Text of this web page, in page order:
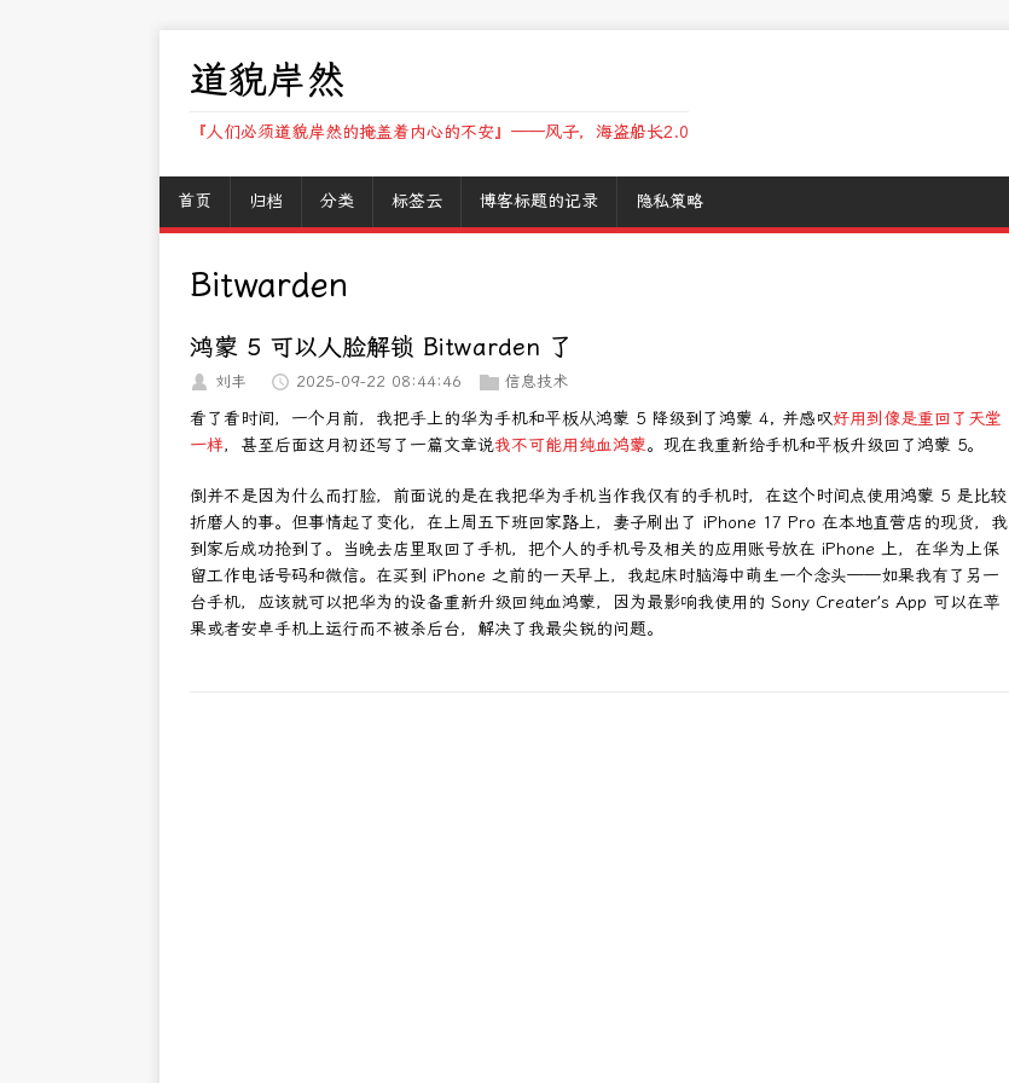
道貌岸然
『人们必须道貌岸然的掩盖着内心的不安』——风子，海盗船长2.0
首页 归档 分类 标签云 博客标题的记录 隐私策略
Bitwarden
鸿蒙 5 可以人脸解锁 Bitwarden 了
刘丰 2025-09-22 08:44:46 信息技术
看了看时间，一个月前，我把手上的华为手机和平板从鸿蒙 5 降级到了鸿蒙 4, 并感叹好用到像是重回了天堂
一样，甚至后面这月初还写了一篇文章说我不可能用纯血鸿蒙。现在我重新给手机和平板升级回了鸿蒙 5。
倒并不是因为什么而打脸，前面说的是在我把华为手机当作我仅有的手机时，在这个时间点使用鸿蒙 5 是比较
折磨人的事。但事情起了变化，在上周五下班回家路上，妻子刷出了 iPhone 17 Pro 在本地直营店的现货，我
到家后成功抢到了。当晚去店里取回了手机，把个人的手机号及相关的应用账号放在 iPhone 上，在华为上保
留工作电话号码和微信。在买到 iPhone 之前的一天早上，我起床时脑海中萌生一个念头——如果我有了另一
台手机，应该就可以把华为的设备重新升级回纯血鸿蒙，因为最影响我使用的 Sony Creater’s App 可以在苹
果或者安卓手机上运行而不被杀后台，解决了我最尖锐的问题。